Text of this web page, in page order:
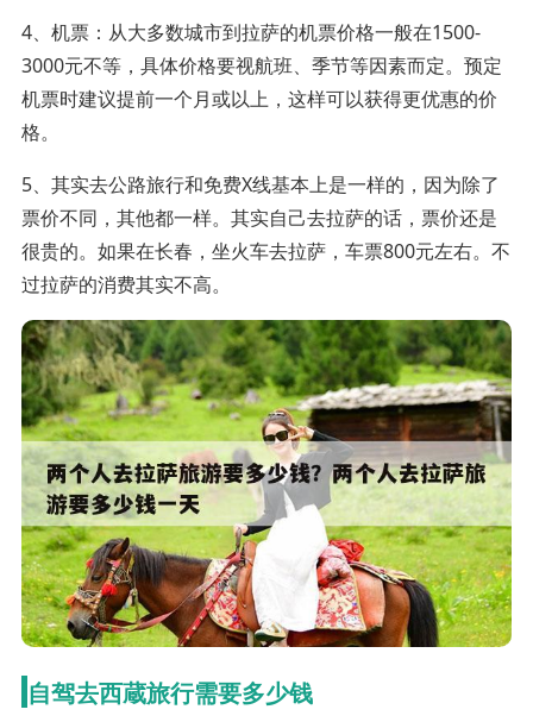
4、机票：从大多数城市到拉萨的机票价格一般在1500-
3000元不等，具体价格要视航班、季节等因素而定。预定
机票时建议提前一个月或以上，这样可以获得更优惠的价
格。
5、其实去公路旅行和免费X线基本上是一样的，因为除了
票价不同，其他都一样。其实自己去拉萨的话，票价还是
很贵的。如果在长春，坐火车去拉萨，车票800元左右。不
过拉萨的消费其实不高。
自驾去西蔵旅行需要多少钱